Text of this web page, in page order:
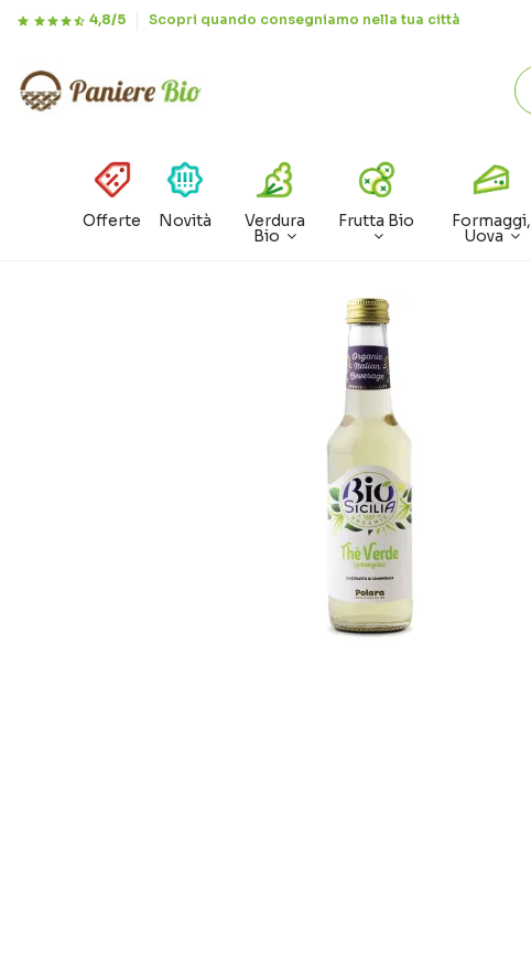
4,8/5 Scopri quando consegniamo nella tua città
Offerte Novità Verdura
Bio
Frutta Bio Formaggi,
Uova